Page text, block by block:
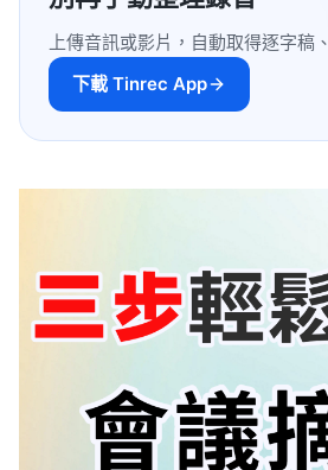
上傳音訊或影片，自動取得逐字稿
下載 Tinrec App